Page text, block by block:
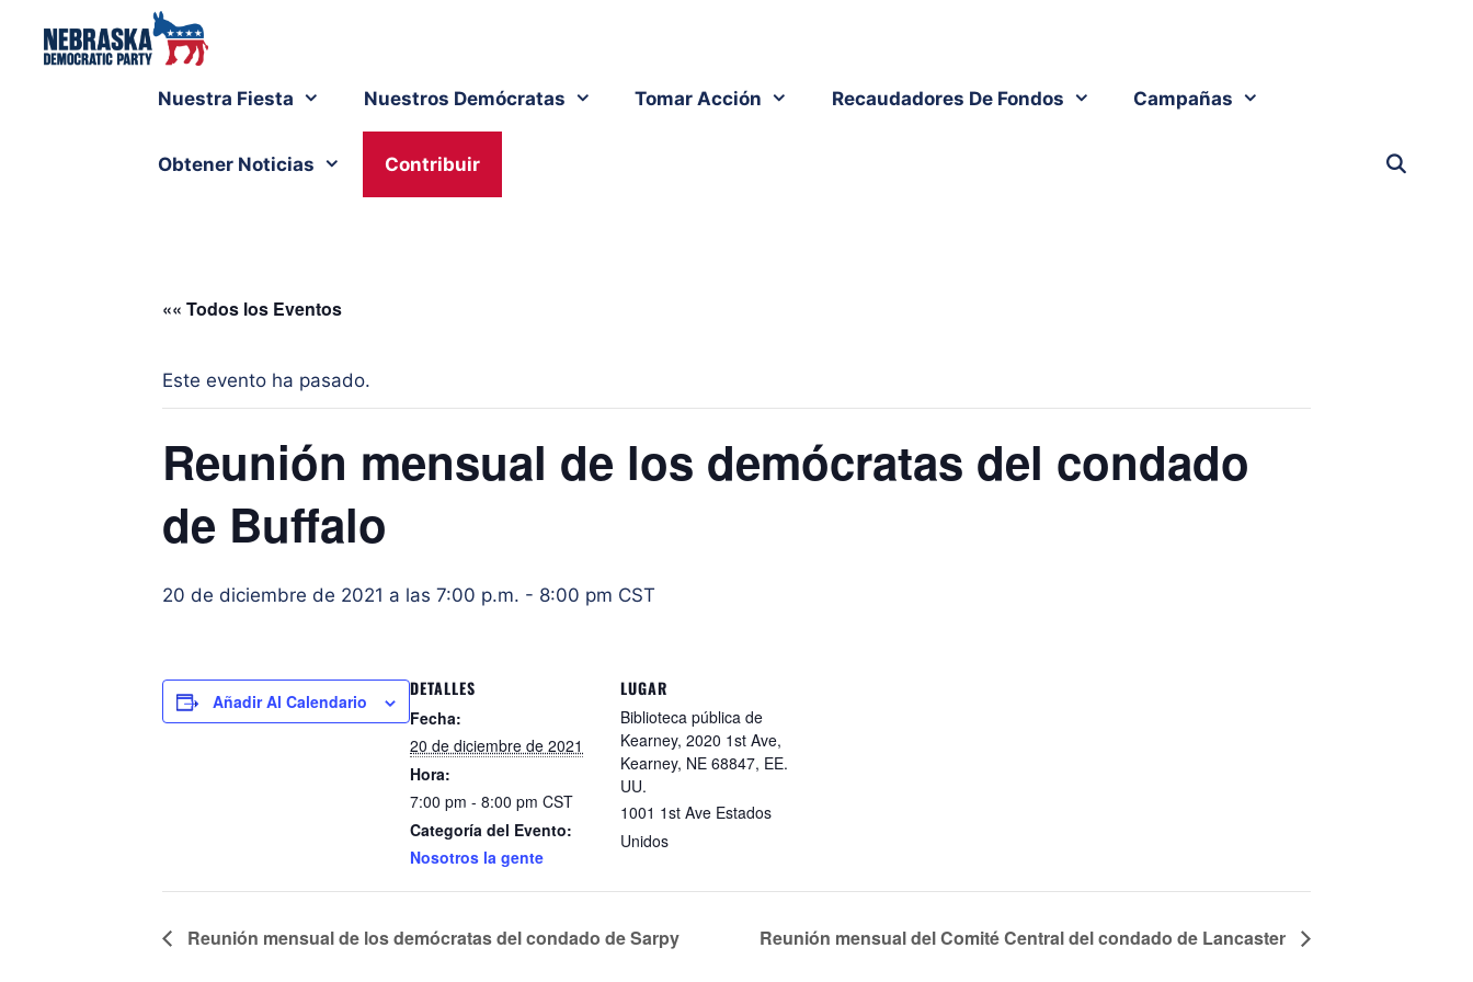
Nuestra Fiesta Nuestros Demócratas Tomar Acción Recaudadores De Fondos Campañas
Obtener Noticias Contribuir
«« Todos los Eventos
Este evento ha pasado.
Reunión mensual de los demócratas del condado
de Buffalo
20 de diciembre de 2021 a las 7:00 p.m. - 8:00 pm CST
Añadir Al Calendario
DETALLES
Fecha:
20 de diciembre de 2021
Hora:
7:00 pm - 8:00 pm CST
Categoría del Evento:
Nosotros la gente
LUGAR
Biblioteca pública de
Kearney, 2020 1st Ave,
Kearney, NE 68847, EE.
UU.
1001 1st Ave Estados
Unidos
Reunión mensual de los demócratas del condado de Sarpy Reunión mensual del Comité Central del condado de Lancaster